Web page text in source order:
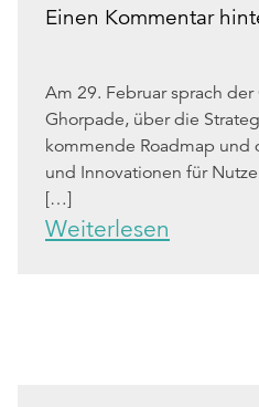
Einen Kommentar
Am 29. Februar sprach
Ghorpade, über die
kommende Roadmap und
und Innovationen für
[…]
Weiterlesen